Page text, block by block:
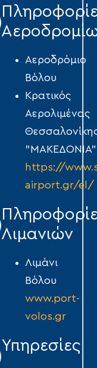
Αεροδρόμιο
Βόλου
Κρατικός
Αερολιμένας
"ΜΑΚΕΔΟΝΙΑ"
https://
airport.gr/el/
Λιμανιών
Λιμάνι
Βόλου
www.port-
volos.gr
Υπηρεσίες